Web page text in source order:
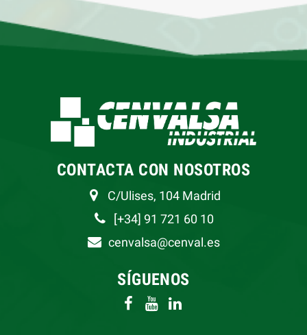
CONTACTA CON NOSOTROS
C/Ulises, 104 Madrid
[+34] 91 721 60 10
cenvalsa@cenval.es
SÍGUENOS